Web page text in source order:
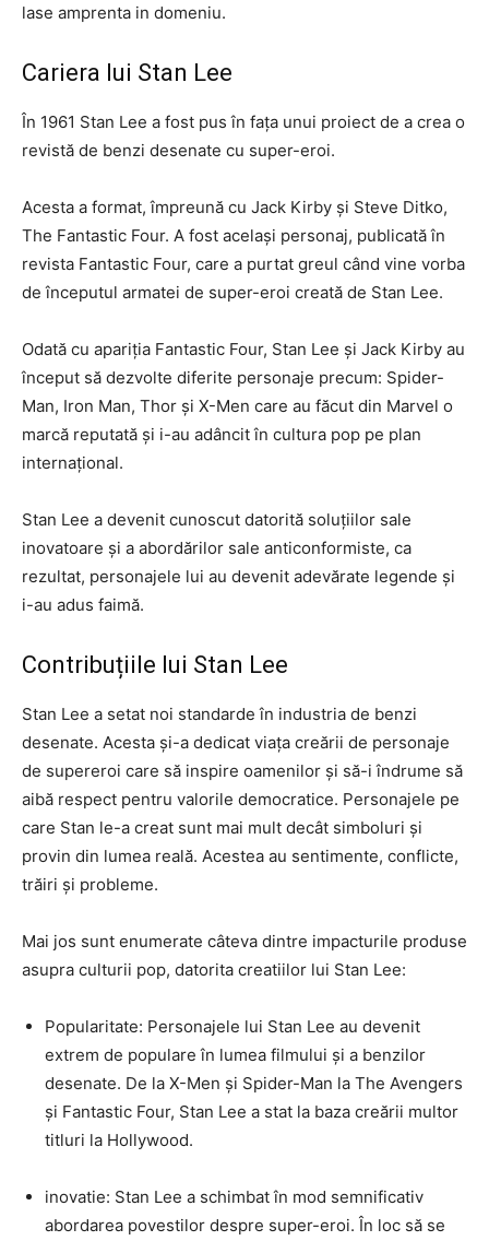
lase amprenta in domeniu.
Cariera lui Stan Lee
În 1961 Stan Lee a fost pus în fața unui proiect de a crea o
revistă de benzi desenate cu super-eroi.
Acesta a format, împreună cu Jack Kirby și Steve Ditko,
The Fantastic Four. A fost același personaj, publicată în
revista Fantastic Four, care a purtat greul când vine vorba
de începutul armatei de super-eroi creată de Stan Lee.
Odată cu apariția Fantastic Four, Stan Lee și Jack Kirby au
început să dezvolte diferite personaje precum: Spider-
Man, Iron Man, Thor și X-Men care au făcut din Marvel o
marcă reputată și i-au adâncit în cultura pop pe plan
internațional.
Stan Lee a devenit cunoscut datorită soluțiilor sale
inovatoare și a abordărilor sale anticonformiste, ca
rezultat, personajele lui au devenit adevărate legende și
i-au adus faimă.
Contribuțiile lui Stan Lee
Stan Lee a setat noi standarde în industria de benzi
desenate. Acesta și-a dedicat viața creării de personaje
de supereroi care să inspire oamenilor și să-i îndrume să
aibă respect pentru valorile democratice. Personajele pe
care Stan le-a creat sunt mai mult decât simboluri și
provin din lumea reală. Acestea au sentimente, conflicte,
trăiri și probleme.
Mai jos sunt enumerate câteva dintre impacturile produse
asupra culturii pop, datorita creatiilor lui Stan Lee:
Popularitate: Personajele lui Stan Lee au devenit
extrem de populare în lumea filmului și a benzilor
desenate. De la X-Men și Spider-Man la The Avengers
și Fantastic Four, Stan Lee a stat la baza creării multor
titluri la Hollywood.
inovatie: Stan Lee a schimbat în mod semnificativ
abordarea povestilor despre super-eroi. În loc să se